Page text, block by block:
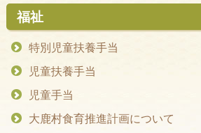
福祉
特別児童扶養手当
児童扶養手当
児童手当
大鹿村食育推進計画について